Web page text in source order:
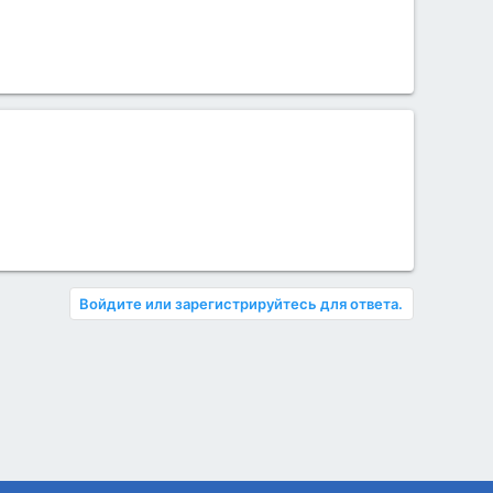
Войдите или зарегистрируйтесь для ответа.